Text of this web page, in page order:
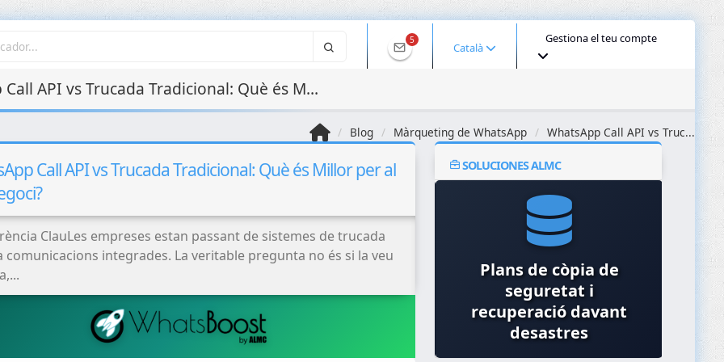
5
Català
Gestiona el teu compte
WhatsApp Call API vs Trucada Tradicional: Què és Millor per al teu Negoci?
Blog Màrqueting de WhatsApp WhatsApp Call API vs Truc...
Call API vs Trucada Tradicional: Què és Millor per al
ClauLes empreses estan passant de sistemes de trucada
comunicacions integrades. La veritable pregunta no és si la veu
SOLUCIONES ALMC
contenidors (Docker,
Kubernetes)
Plans de còpia de
seguretat i
recuperació davant
desastres
Auditories de
Seguretat i Pentesting